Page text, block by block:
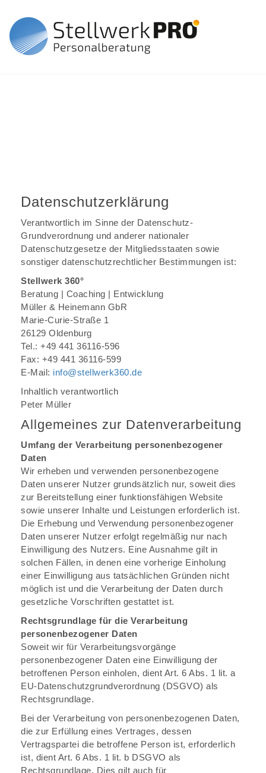
Datenschutzerklärung
Verantwortlich im Sinne der Datenschutz-
Grundverordnung und anderer nationaler
Datenschutzgesetze der Mitgliedsstaaten sowie
sonstiger datenschutzrechtlicher Bestimmungen ist:
Stellwerk 360°
Beratung | Coaching | Entwicklung
Müller & Heinemann GbR
Marie-Curie-Straße 1
26129 Oldenburg
Tel.: +49 441 36116-596
Fax: +49 441 36116-599
E-Mail: info@stellwerk360.de
Inhaltlich verantwortlich
Peter Müller
Allgemeines zur Datenverarbeitung
Umfang der Verarbeitung personenbezogener
Daten
Wir erheben und verwenden personenbezogene
Daten unserer Nutzer grundsätzlich nur, soweit dies
zur Bereitstellung einer funktionsfähigen Website
sowie unserer Inhalte und Leistungen erforderlich ist.
Die Erhebung und Verwendung personenbezogener
Daten unserer Nutzer erfolgt regelmäßig nur nach
Einwilligung des Nutzers. Eine Ausnahme gilt in
solchen Fällen, in denen eine vorherige Einholung
einer Einwilligung aus tatsächlichen Gründen nicht
möglich ist und die Verarbeitung der Daten durch
gesetzliche Vorschriften gestattet ist.
Rechtsgrundlage für die Verarbeitung
personenbezogener Daten
Soweit wir für Verarbeitungsvorgänge
personenbezogener Daten eine Einwilligung der
betroffenen Person einholen, dient Art. 6 Abs. 1 lit. a
EU-Datenschutzgrundverordnung (DSGVO) als
Rechtsgrundlage.
Bei der Verarbeitung von personenbezogenen Daten,
die zur Erfüllung eines Vertrages, dessen
Vertragspartei die betroffene Person ist, erforderlich
ist, dient Art. 6 Abs. 1 lit. b DSGVO als
Rechtsgrundlage. Dies gilt auch für